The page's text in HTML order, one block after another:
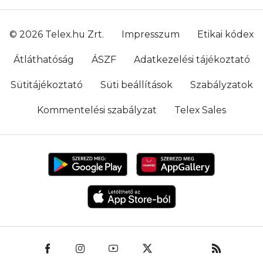
© 2026 Telex.hu Zrt. Impresszum Etikai kódex
Átláthatóság ÁSZF Adatkezelési tájékoztató
Sütitájékoztató Süti beállítások Szabályzatok
Kommentelési szabályzat Telex Sales